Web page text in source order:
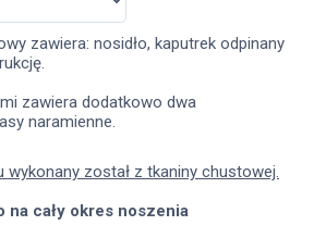
zawiera: nosidło, kaputrek odpinany
zawiera dodatkowo dwa
naramienne.
wykonany został z tkaniny chustowej.
na cały okres noszenia